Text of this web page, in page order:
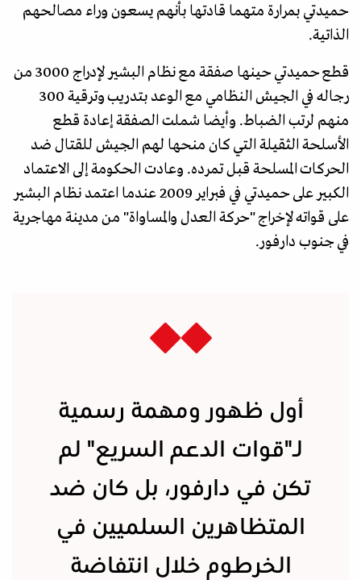
حميدتي بمرارة متهما قادتها بأنهم يسعون وراء مصالحهم
الذاتية.
قطع حميدتي حينها صفقة مع نظام البشير لإدراج 3000 من
رجاله في الجيش النظامي مع الوعد بتدريب وترقية 300
منهم لرتب الضباط. وأيضا شملت الصفقة إعادة قطع
الأسلحة الثقيلة التي كان منحها لهم الجيش للقتال ضد
الحركات المسلحة قبل تمرده. وعادت الحكومة إلى الاعتماد
الكبير على حميدتي في فبراير 2009 عندما اعتمد نظام البشير
على قواته لإخراج "حركة العدل والمساواة" من مدينة مهاجرية
في جنوب دارفور.
أول ظهور ومهمة رسمية
لـ"قوات الدعم السريع" لم
تكن في دارفور، بل كان ضد
المتظاهرين السلميين في
الخرطوم خلال انتفاضة